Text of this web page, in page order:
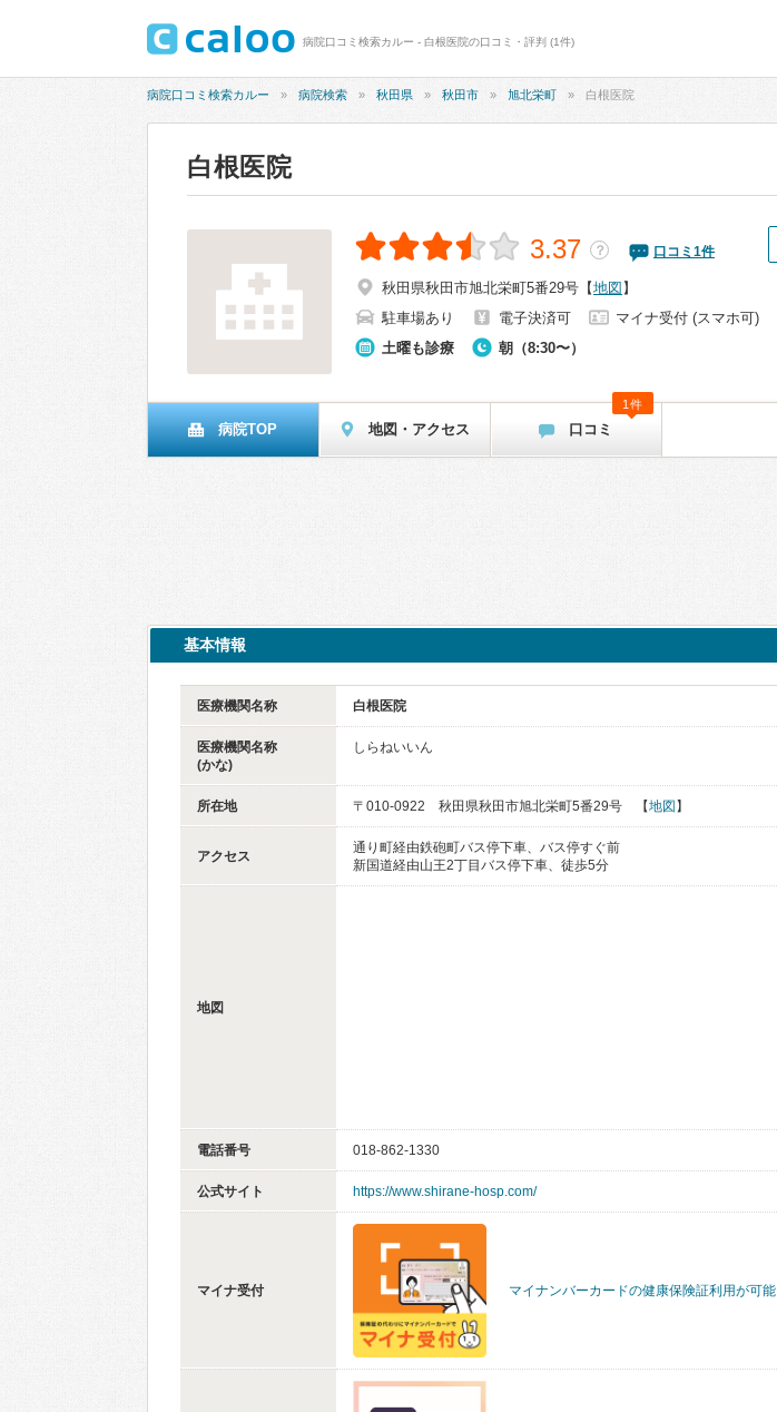
病院口コミ検索カルー - 白根医院の口コミ・評判 (1件)
病院口コミ検索カルー 病院検索 秋田県 秋田市 旭北栄町 白根医院
白根医院
3.37 ？ 口コミ 1件
秋田県秋田市旭北栄町5番29号 【地図 】
駐車場あり
電子決済可
マイナ受付 (スマホ可)
土曜も診療
朝（8:30〜）
病院TOP 地図・アクセス 口コミ
1件
基本情報
医療機関名称 白根医院
医療機関名称
(かな)
しらねいいん
所在地 〒010-0922 秋田県秋田市旭北栄町5番29号 【地図 】
アクセス
通り町経由鉄砲町バス停下車、バス停すぐ前
新国道経由山王2丁目バス停下車、徒歩5分
地図
電話番号 018-862-1330
公式サイト https://www.shirane-hosp.com/
マイナ受付 マイナンバーカードの健康保険証利用が可能